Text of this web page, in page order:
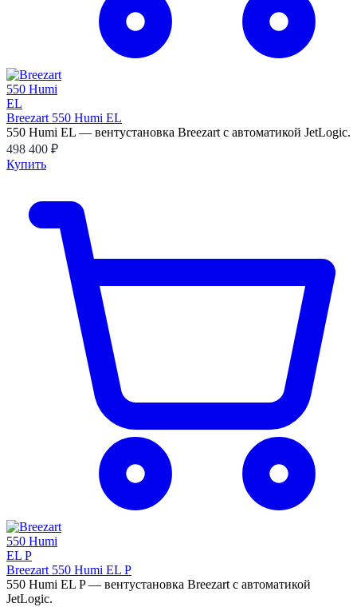
Breezart 550 Humi EL
550 Humi EL — вентустановка Breezart с автоматикой JetLogic.
498 400 ₽
Купить
Breezart 550 Humi EL P
550 Humi EL P — вентустановка Breezart с автоматикой
JetLogic.